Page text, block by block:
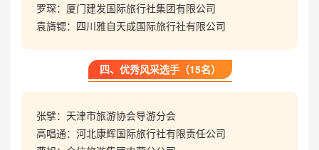
罗琛：厦门建发国际旅行社集团有限公司
袁旖锶：四川雅自天成国际旅行社有限公司
四、优秀风采选手（15名）
张擘：天津市旅游协会导游分会
高唱通：河北康辉国际旅行社有限责任公司